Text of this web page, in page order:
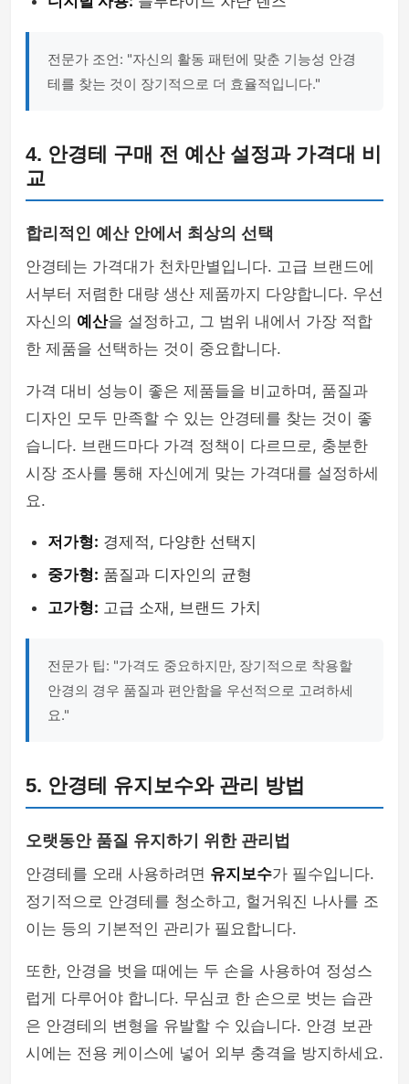
전문가 조언: "자신의 활동 패턴에 맞춘 기능성 안경
테를 찾는 것이 장기적으로 더 효율적입니다."
4. 안경테 구매 전 예산 설정과 가격대 비
교
합리적인 예산 안에서 최상의 선택
안경테는 가격대가 천차만별입니다. 고급 브랜드에
서부터 저렴한 대량 생산 제품까지 다양합니다. 우선
자신의 예산을 설정하고, 그 범위 내에서 가장 적합
한 제품을 선택하는 것이 중요합니다.
가격 대비 성능이 좋은 제품들을 비교하며, 품질과
디자인 모두 만족할 수 있는 안경테를 찾는 것이 좋
습니다. 브랜드마다 가격 정책이 다르므로, 충분한
시장 조사를 통해 자신에게 맞는 가격대를 설정하세
요.
저가형: 경제적, 다양한 선택지
중가형: 품질과 디자인의 균형
고가형: 고급 소재, 브랜드 가치
전문가 팁: "가격도 중요하지만, 장기적으로 착용할
안경의 경우 품질과 편안함을 우선적으로 고려하세
요."
5. 안경테 유지보수와 관리 방법
오랫동안 품질 유지하기 위한 관리법
안경테를 오래 사용하려면 유지보수가 필수입니다.
정기적으로 안경테를 청소하고, 헐거워진 나사를 조
이는 등의 기본적인 관리가 필요합니다.
또한, 안경을 벗을 때에는 두 손을 사용하여 정성스
럽게 다루어야 합니다. 무심코 한 손으로 벗는 습관
은 안경테의 변형을 유발할 수 있습니다. 안경 보관
시에는 전용 케이스에 넣어 외부 충격을 방지하세요.